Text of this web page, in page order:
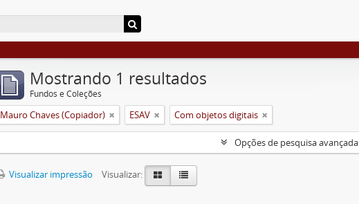
Mostrando 1 resultados
Fundos e Coleções
Mauro Chaves (Copiador) ESAV Com objetos digitais
Opções de pesquisa avançada
Visualizar impressão
Visualizar: